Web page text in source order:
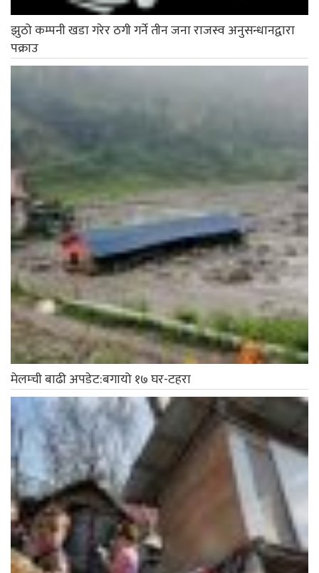
झुठो कम्पनी खडा गरेर ठगी गर्ने तीन जना राजस्व अनुसन्धानद्वारा
पक्राउ
मेलम्ची बाढी अपडेट:बगायो १७ घर-टहरा